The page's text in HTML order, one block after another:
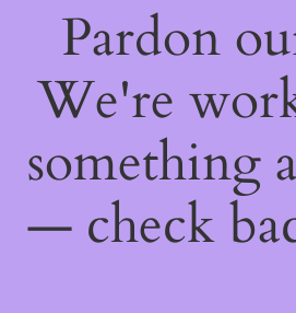
Pardon
We're
something
— check